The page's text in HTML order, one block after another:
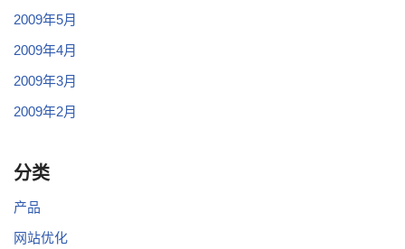
2009年5月
2009年4月
2009年3月
2009年2月
分类
产品
网站优化